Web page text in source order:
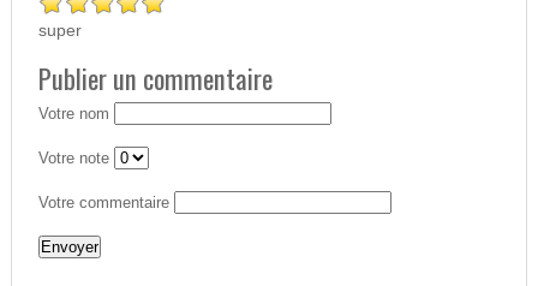
super
Publier un commentaire
Votre nom
Votre note
Votre commentaire